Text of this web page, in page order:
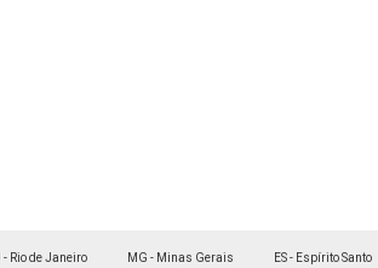
- Rio de Janeiro MG - Minas Gerais ES - Espírito Santo